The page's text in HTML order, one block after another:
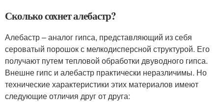
Сколько сохнет алебастр?
Алебастр – аналог гипса, представляющий из себя
сероватый порошок с мелкодисперсной структурой. Его
получают путем тепловой обработки двуводного гипса.
Внешне гипс и алебастр практически неразличимы. Но
технические характеристики этих материалов имеют
следующие отличия друг от друга: